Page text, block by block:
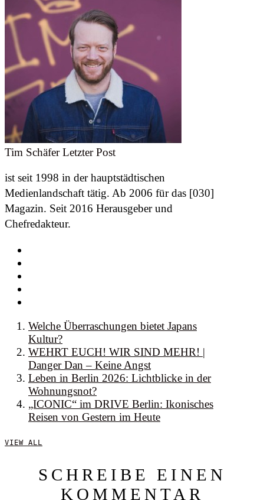
Tim Schäfer Letzter Post
ist seit 1998 in der hauptstädtischen
Medienlandschaft tätig. Ab 2006 für das [030]
Magazin. Seit 2016 Herausgeber und
Chefredakteur.
Welche Überraschungen bietet Japans
Kultur?
WEHRT EUCH! WIR SIND MEHR! |
Danger Dan – Keine Angst
Leben in Berlin 2026: Lichtblicke in der
Wohnungsnot?
„ICONIC“ im DRIVE Berlin: Ikonisches
Reisen von Gestern im Heute
VIEW ALL
SCHREIBE EINEN
KOMMENTAR